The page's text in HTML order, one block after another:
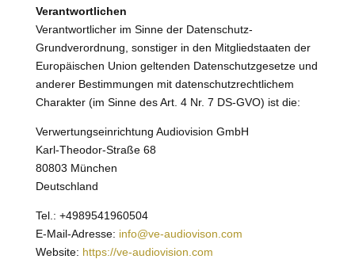
Verantwortlichen
Verantwortlicher im Sinne der Datenschutz-
Grundverordnung, sonstiger in den Mitgliedstaaten der
Europäischen Union geltenden Datenschutzgesetze und
anderer Bestimmungen mit datenschutzrechtlichem
Charakter (im Sinne des Art. 4 Nr. 7 DS-GVO) ist die:
Verwertungseinrichtung Audiovision GmbH
Karl-Theodor-Straße 68
80803 München
Deutschland
Tel.: +4989541960504
E-Mail-Adresse: info@ve-audiovison.com
Website: https://ve-audiovision.com